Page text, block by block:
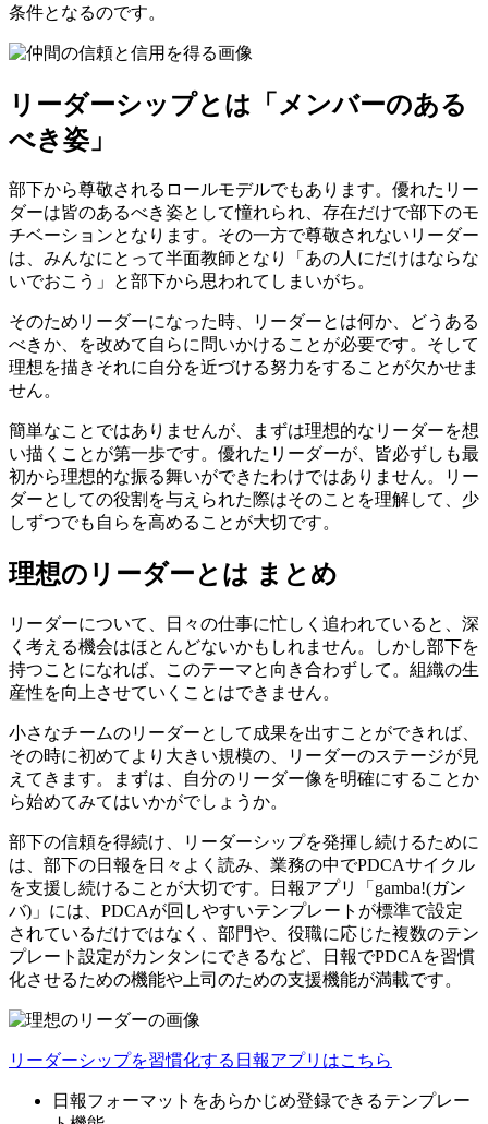
条件となるのです。
リーダーシップとは「メンバーのある
べき姿」
部下から尊敬されるロールモデルでもあります。優れたリー
ダーは皆のあるべき姿として憧れられ、存在だけで部下のモ
チベーションとなります。その一方で尊敬されないリーダー
は、みんなにとって半面教師となり「あの人にだけはならな
いでおこう」と部下から思われてしまいがち。
そのためリーダーになった時、リーダーとは何か、どうある
べきか、を改めて自らに問いかけることが必要です。そして
理想を描きそれに自分を近づける努力をすることが欠かせま
せん。
簡単なことではありませんが、まずは理想的なリーダーを想
い描くことが第一歩です。優れたリーダーが、皆必ずしも最
初から理想的な振る舞いができたわけではありません。リー
ダーとしての役割を与えられた際はそのことを理解して、少
しずつでも自らを高めることが大切です。
理想のリーダーとは まとめ
リーダーについて、日々の仕事に忙しく追われていると、深
く考える機会はほとんどないかもしれません。しかし部下を
持つことになれば、このテーマと向き合わずして。組織の生
産性を向上させていくことはできません。
小さなチームのリーダーとして成果を出すことができれば、
その時に初めてより大きい規模の、リーダーのステージが見
えてきます。まずは、自分のリーダー像を明確にすることか
ら始めてみてはいかがでしょうか。
部下の信頼を得続け、リーダーシップを発揮し続けるために
は、部下の日報を日々よく読み、業務の中でPDCAサイクル
を支援し続けることが大切です。日報アプリ「gamba!(ガン
バ)」には、PDCAが回しやすいテンプレートが標準で設定
されているだけではなく、部門や、役職に応じた複数のテン
プレート設定がカンタンにできるなど、日報でPDCAを習慣
化させるための機能や上司のための支援機能が満載です。
リーダーシップを習慣化する日報アプリはこちら
日報フォーマットをあらかじめ登録できるテンプレー